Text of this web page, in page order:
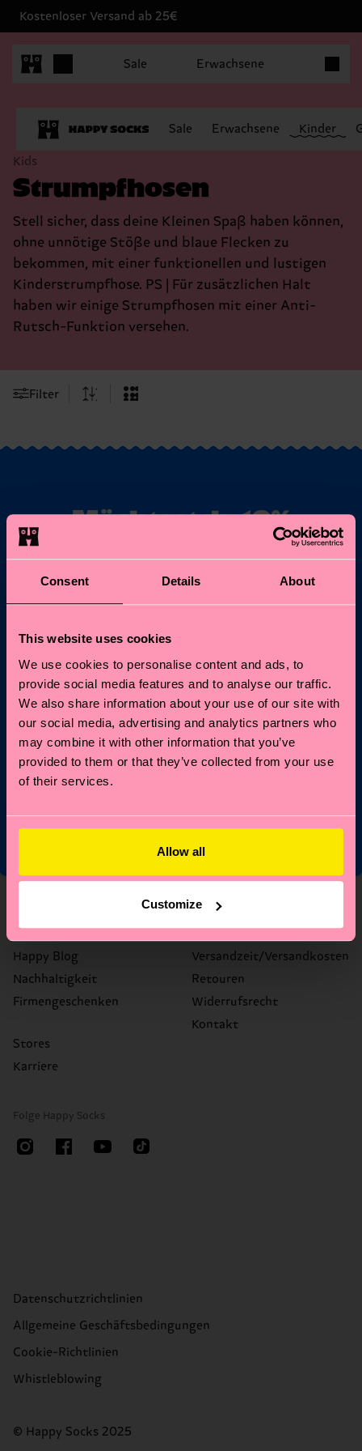
Consent Details About
This website uses cookies
We use cookies to personalise content and ads, to
provide social media features and to analyse our traffic.
We also share information about your use of our site with
our social media, advertising and analytics partners who
may combine it with other information that you’ve
provided to them or that they’ve collected from your use
of their services.
Allow all
Customize
Kostenloser Versand ab 25€
Sale Erwachsene
Sale Erwachsene Kinder
Kids
Strumpfhosen
Stell sicher, dass deine Kleinen Spaß haben können,
ohne unnötige Stöße und blaue Flecken zu
bekommen, mit einer funktionellen und lustigen
Kinderstrumpfhose. PS | Für zusätzlichen Halt
haben wir einige Strumpfhosen mit einer Anti-
Rutsch-Funktion versehen.
Filter
Möchtest du 10%
Rabatt auf deine
erste Bestellung
erhalten?
Abonniere unseren Happy Socks Updates und erhalte
10% Rabatt* sowie die neuesten Informationen &
Angebote.
Anmelden
*Kann nicht mit anderen Angeboten, Limited/Special Editions
oder Sale Produkten kombiniert werden. Mit der Registrierung
Happy Blog
Nachhaltigkeit
Firmengeschenken
Stores
Karriere
Hilfe
Versandzeit/Versandkosten
Retouren
Widerrufsrecht
Kontakt
Folge Happy Socks
Datenschutzrichtlinien
Allgemeine Geschäftsbedingungen
Cookie-Richtlinien
Whistleblowing
© Happy Socks 2025